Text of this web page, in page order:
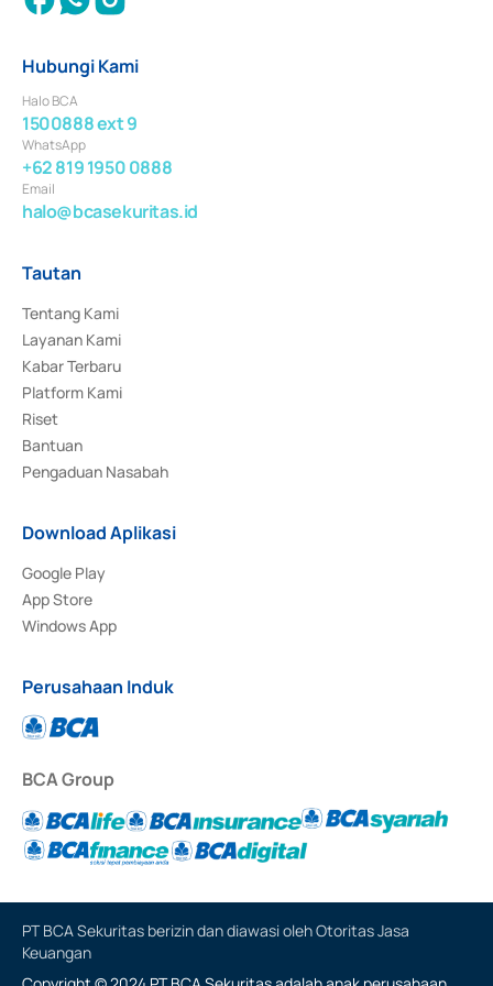
Hubungi Kami
Halo BCA
1500888 ext 9
WhatsApp
+62 819 1950 0888
Email
halo@bcasekuritas.id
Tautan
Tentang Kami
Layanan Kami
Kabar Terbaru
Platform Kami
Riset
Bantuan
Pengaduan Nasabah
Download Aplikasi
Google Play
App Store
Windows App
Perusahaan Induk
BCA Group
PT BCA Sekuritas berizin dan diawasi oleh Otoritas Jasa
Keuangan